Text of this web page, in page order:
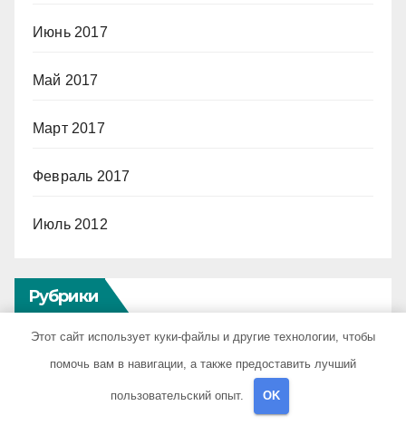
Июнь 2017
Май 2017
Март 2017
Февраль 2017
Июль 2012
Рубрики
Бизнес советник
Этот сайт использует куки-файлы и другие технологии, чтобы
помочь вам в навигации, а также предоставить лучший
пользовательский опыт. OK